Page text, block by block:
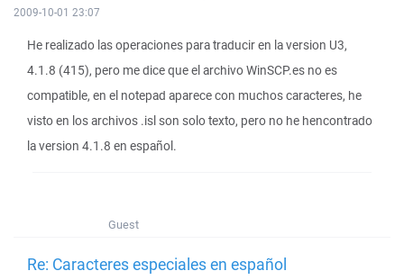
2009-10-01 23:07
He realizado las operaciones para traducir en la version U3,
4.1.8 (415), pero me dice que el archivo WinSCP.es no es
compatible, en el notepad aparece con muchos caracteres, he
visto en los archivos .isl son solo texto, pero no he hencontrado
la version 4.1.8 en español.
Guest
Re: Caracteres especiales en español